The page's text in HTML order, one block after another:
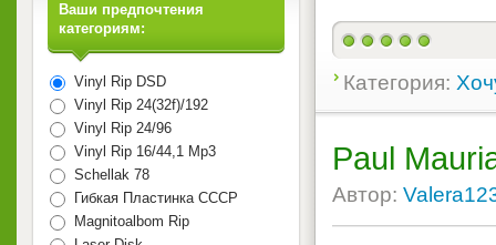
Категория:
Paul
Автор:
Ваши предпочтения
категориям:
Vinyl Rip DSD
Vinyl Rip 24(32f)/192
Vinyl Rip 24/96
Vinyl Rip 16/44,1 Mp3
Schellak 78
Гибкая Пластинка СССР
Magnitoalbom Rip